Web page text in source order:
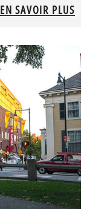
EN SAVOIR PLUS